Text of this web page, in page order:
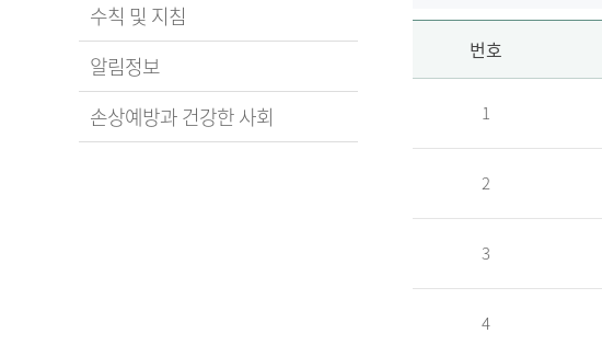
수칙 및 지침
알림정보
손상예방과 건강한 사회
자
청
번호
1
2
3
4